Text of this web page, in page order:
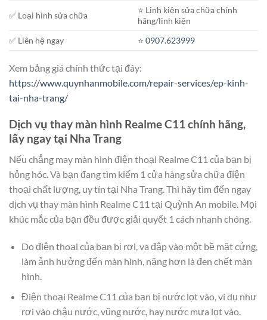
✅ Loại hình sửa chữa
⭐️ Linh kiện sửa chữa chính
hãng/linh kiện
✅ Liên hệ ngay
⭐️0907.623999
Xem bảng giá chính thức tại đây:
https://www.quynhanmobile.com/repair-services/ep-kinh-
tai-nha-trang/
Dịch vụ thay màn hình Realme C11 chính hãng,
lấy ngay tại Nha Trang
Nếu chẳng may màn hình điện thoại Realme C11 của bạn bị
hỏng hóc. Và bạn đang tìm kiếm 1 cửa hàng sửa chữa điện
thoại chất lượng, uy tín tại Nha Trang. Thì hãy tìm đến ngay
dịch vụ thay màn hình Realme C11 tại Quỳnh An mobile. Mọi
khúc mắc của bạn đều được giải quyết 1 cách nhanh chóng.
Do điện thoại của bạn bị rơi, va đập vào một bề mặt cứng,
làm ảnh hưởng đến màn hình, nặng hơn là đen chết màn
hình.
Điện thoại Realme C11 của bạn bị nước lọt vào, ví dụ như
rơi vào chậu nước, vũng nước, hay nước mưa lọt vào.